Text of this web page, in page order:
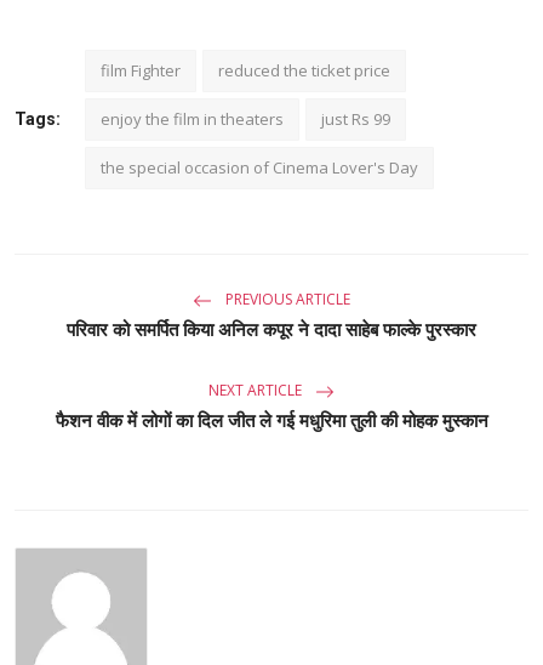
Tags:
film Fighter reduced the ticket price
enjoy the film in theaters just Rs 99
the special occasion of Cinema Lover's Day
PREVIOUS ARTICLE
परिवार को समर्पित किया अनिल कपूर ने दादा साहेब फाल्के पुरस्कार
NEXT ARTICLE
फैशन वीक में लोगों का दिल जीत ले गई मधुरिमा तुली की मोहक मुस्कान